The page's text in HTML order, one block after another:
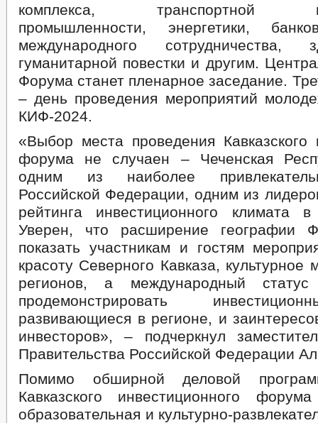
комплекса, транспортной
промышленности, энергетики,
международного сотрудничества,
гуманитарной повестки и другим.
Форума станет пленарное заседание.
– день проведения мероприятий
КИФ-2024.
«Выбор места проведения Кавказского
форума не случаен – Чеченская
одним из наиболее
Российской Федерации, одним из
рейтинга инвестиционного климата
Уверен, что расширение географии
показать участникам и гостям
красоту Северного Кавказа, культурное
регионов, а международный
продемонстрировать
развивающиеся в регионе, и
инвесторов», – подчеркнул
Правительства Российской Федерации
Помимо обширной деловой
Кавказского инвестиционного
образовательная и культурно-